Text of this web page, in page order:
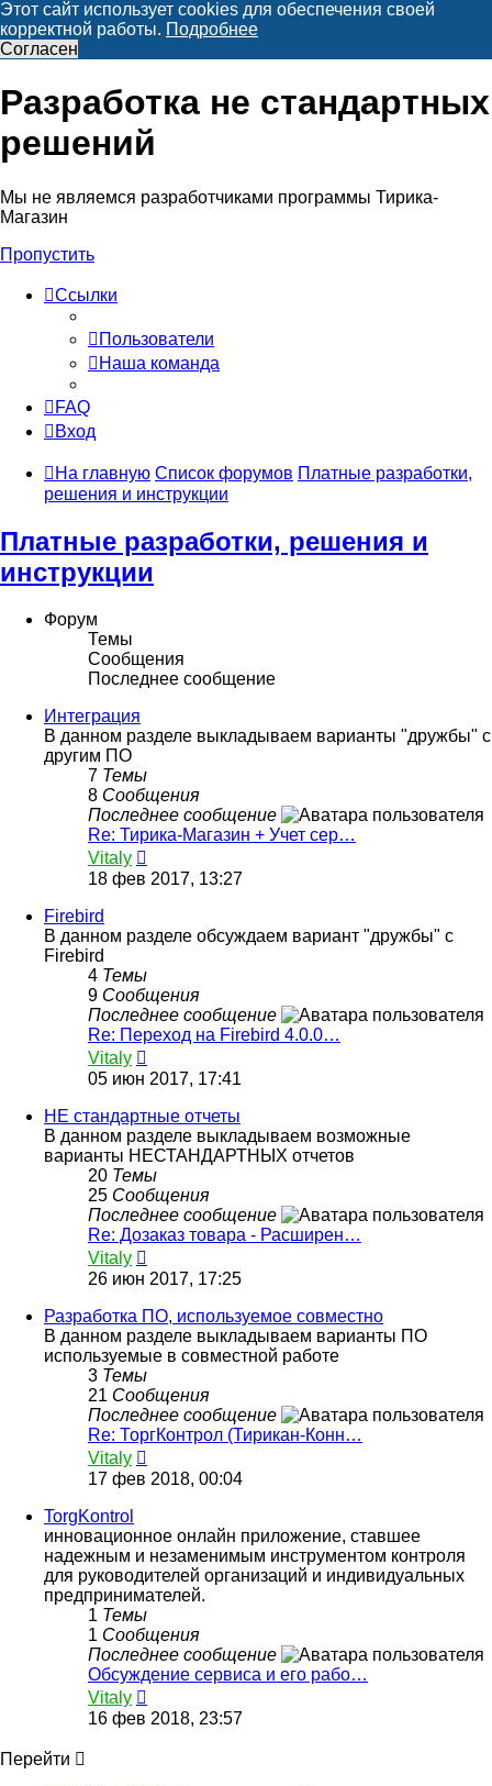
Этот сайт использует cookies для обеспечения своей
корректной работы. Подробнее
Согласен
Разработка не стандартных
решений
Мы не являемся разработчиками программы Тирика-
Магазин
Пропустить
Ссылки
Пользователи
Наша команда
FAQ
Вход
На главную Список форумов Платные разработки,
решения и инструкции
Платные разработки, решения и
инструкции
Форум
Темы
Сообщения
Последнее сообщение
Интеграция
В данном разделе выкладываем варианты "дружбы" с
другим ПО
7 Темы
8 Сообщения
Последнее сообщение
Re: Тирика-Магазин + Учет сер…
Vitaly
к
последнему
18 фев 2017, 13:27
Firebird
В данном разделе обсуждаем вариант "дружбы" с
Firebird
4 Темы
9 Сообщения
Последнее сообщение
Re: Переход на Firebird 4.0.0…
Vitaly
к
последнему
сообщению
05 июн 2017, 17:41
НЕ стандартные отчеты
В данном разделе выкладываем возможные
варианты НЕСТАНДАРТНЫХ отчетов
20 Темы
25 Сообщения
Последнее сообщение
Re: Дозаказ товара - Расширен…
Vitaly
к
последнему
сообщению
26 июн 2017, 17:25
Разработка ПО, используемое совместно
В данном разделе выкладываем варианты ПО
используемые в совместной работе
3 Темы
21 Сообщения
Последнее сообщение
Re: ТоргКонтрол (Тирикан-Конн…
Vitaly
к
последнему
17 фев 2018, 00:04
TorgKontrol
инновационное онлайн приложение, ставшее
надежным и незаменимым инструментом контроля
для руководителей организаций и индивидуальных
предпринимателей.
1 Темы
1 Сообщения
Последнее сообщение
Обсуждение сервиса и его рабо…
Vitaly
к
последнему
16 фев 2018, 23:57
Перейти